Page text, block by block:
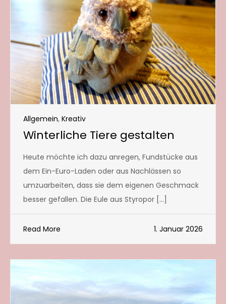
Allgemein, Kreativ
Winterliche Tiere gestalten
Heute möchte ich dazu anregen, Fundstücke aus
dem Ein-Euro-Laden oder aus Nachlässen so
umzuarbeiten, dass sie dem eigenen Geschmack
besser gefallen. Die Eule aus Styropor […]
Read More 1. Januar 2026